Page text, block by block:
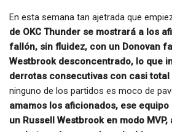
En esta semana tan ajetrada que
de OKC Thunder se mostrará a los
fallón, sin fluidez, con un Donovan
Westbrook desconcentrado, lo que
derrotas consecutivas con casi total
ninguno de los partidos es moco de
amamos los aficionados, ese
un Russell Westbrook en modo